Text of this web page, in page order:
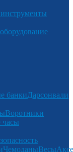
банкиДарсонвали
Воротники
часы
ЧемоданыВесы